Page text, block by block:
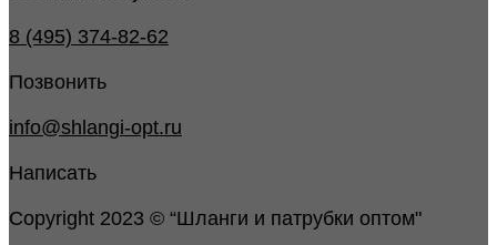
8 (495) 374-82-62
Позвонить
info@shlangi-opt.ru
Написать
Copyright 2023 © “Шланги и патрубки оптом"